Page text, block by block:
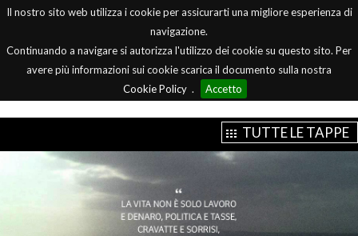
Il nostro sito web utilizza i cookie per assicurarti una migliore esperienza di
navigazione.
Continuando a navigare si autorizza l'utilizzo dei cookie su questo sito. Per
avere più informazioni sui cookie scarica il documento sulla nostra
Cookie Policy . Accetto
TUTTE LE TAPPE